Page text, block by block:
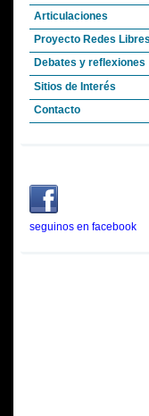
Articulaciones
Proyecto Redes Libres
Debates y reflexiones
Sitios de Interés
Contacto
seguinos en facebook